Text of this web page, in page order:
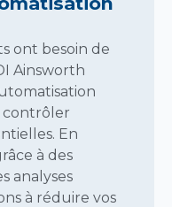
ont besoin de
Ainsworth
En
à des
analyses
à réduire vos